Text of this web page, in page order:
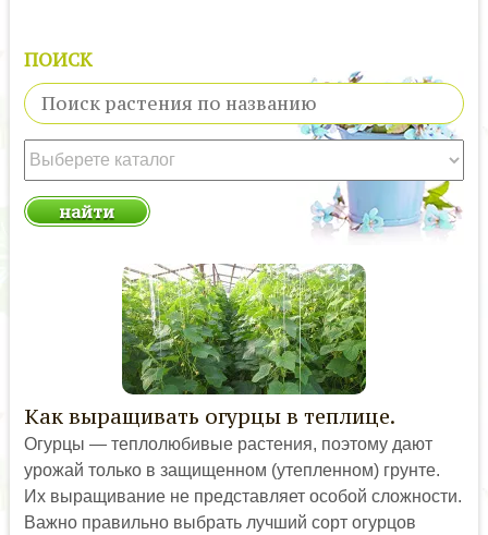
ПОИСК
Как выращивать огурцы в теплице.
Огурцы — теплолюбивые растения, поэтому дают
урожай только в защищенном (утепленном) грунте.
Их выращивание не представляет особой сложности.
Важно правильно выбрать лучший сорт огурцов